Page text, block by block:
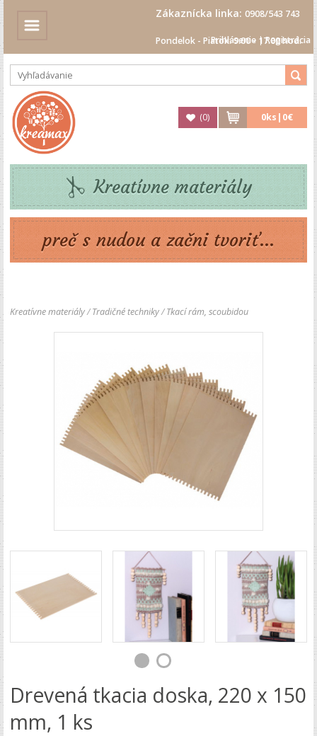
Zákaznícka linka: 0908/543 743
Pondelok - Piatok: 9.00 - 17.00 hod.
Prihlásenie|Registrácia
(0) 0ks| 0€
Kreatívne materiály
preč s nudou a začni tvoriť...
Kreatívne materiály/Tradičné techniky/Tkací rám, scoubidou
Drevená tkacia doska, 220 x 150
mm, 1 ks